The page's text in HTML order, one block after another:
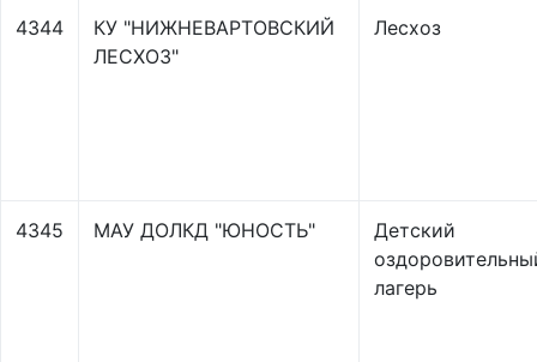
4344
КУ "НИЖНЕВАРТОВСКИЙ
ЛЕСХОЗ"
Лесхоз
4345 МАУ ДОЛКД "ЮНОСТЬ"
Детский
лагерь